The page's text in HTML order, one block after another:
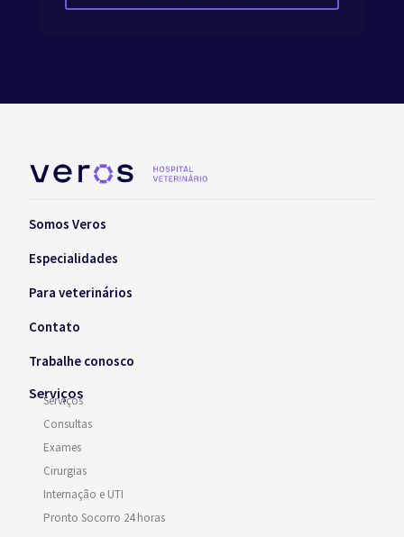
Somos Veros
Especialidades
Para veterinários
Contato
Trabalhe conosco
Serviços
Serviços
Consultas
Exames
Cirurgias
Internação e UTI
Pronto Socorro 24 horas